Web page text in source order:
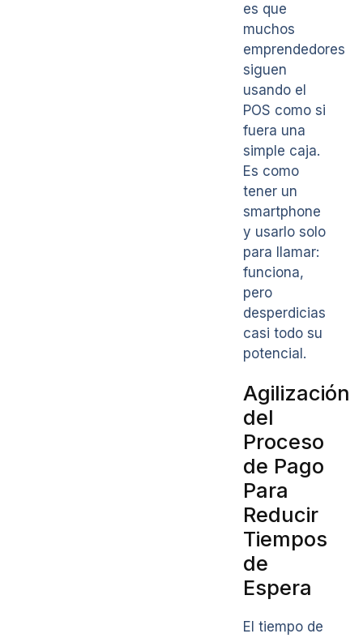
es que
muchos
emprendedores
siguen
usando el
POS como si
fuera una
simple caja.
Es como
tener un
smartphone
y usarlo solo
para llamar:
funciona,
pero
desperdicias
casi todo su
potencial.
Agilización
del
Proceso
de Pago
Para
Reducir
Tiempos
de
Espera
El tiempo de